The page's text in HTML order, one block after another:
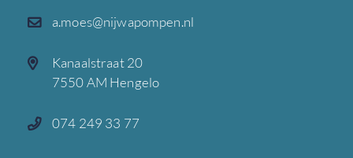
a.moes@nijwapompen.nl
Kanaalstraat 20
7550 AM Hengelo
074 249 33 77